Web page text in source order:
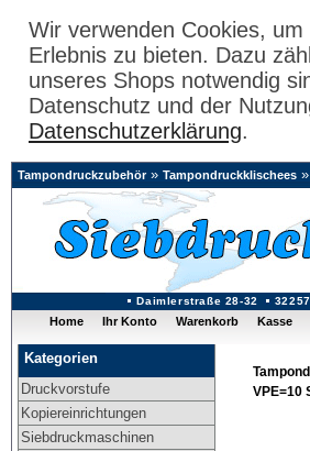
Wir verwenden Cookies,
Erlebnis zu bieten. Dazu
unseres Shops notwendig
Datenschutz und der
Datenschutzerklärung.
Daimlerstraße 28-32
Tampondruckzubehör» Tampondruckklischees »
Home Ihr Konto Warenkorb Kasse
Kategorien
Druckvorstufe
Kopiereinrichtungen
Siebdruckmaschinen
VPE=10